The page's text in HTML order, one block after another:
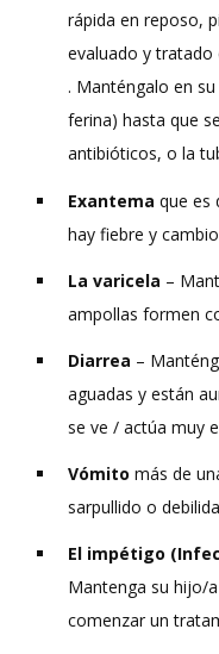
rápida en reposo,
evaluado y tratado
. Manténgalo en
ferina) hasta que
antibióticos, o la
Exantema que es
hay fiebre y
La varicela –
ampollas formen
Diarrea –
aguadas y están
se ve / actúa muy
Vómito más de
sarpullido o
El impétigo
Mantenga su hijo/
comenzar un